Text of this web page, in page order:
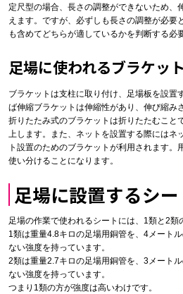
定尺型の場合、長さの調整ができないため、
えます。ですが、必ずしも長さの調整が必要
も含めてどちらが適しているかを判断する必
足場に使われるブラケッ
ブラケットは支柱に取り付け、足場板を設置
ば伸縮ブラケットは伸縮性があり、伸び縮み
折りたたみ式のブラケットは折りたたむこと
上します。また、ネットを設置する際にはネ
ト設置のためのブラケットが利用されます。
使い分けることになります。
足場に設置するシ
足場の作業で使われるシートには、1類と2類
1類は重量4.8キロの足場用銅管を、4メート
ない強度を持っています。
2類は重量2.7キロの足場用銅管を、3メート
ない強度を持っています。
つまり1類の方が強度は高いわけです。